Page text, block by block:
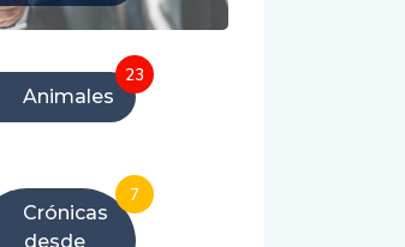
Animales
23
Crónicas
desde
7